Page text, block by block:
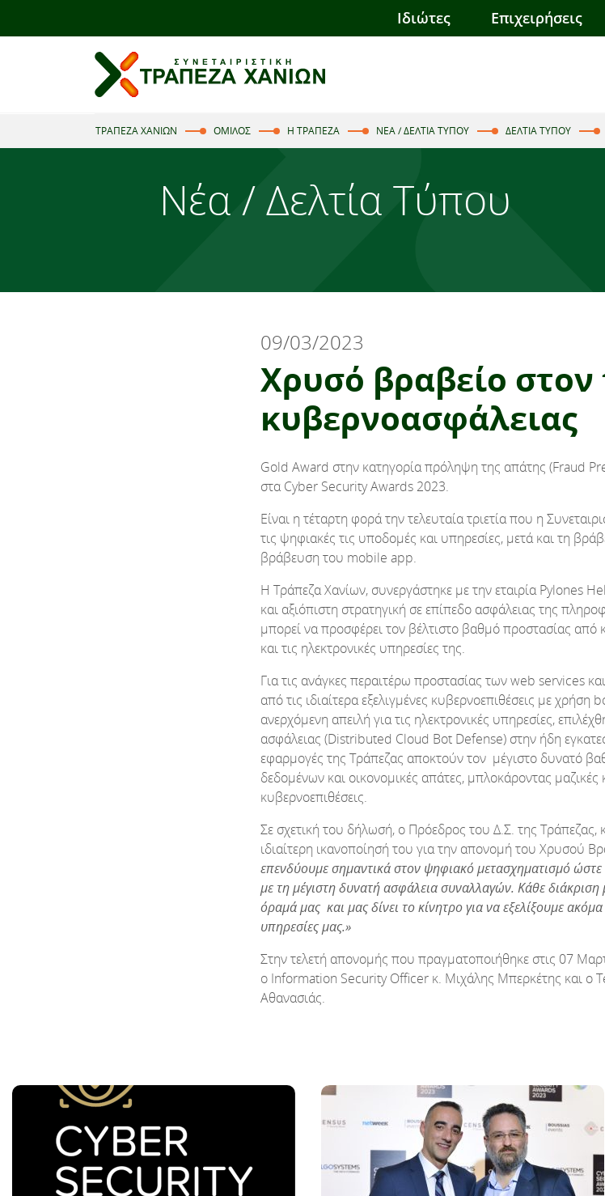
Ιδιώτες Επιχειρήσεις
ΤΡΑΠΕΖΑ ΧΑΝΙΩΝ ΟΜΙΛΟΣ Η ΤΡΑΠΕΖΑ ΝΕΑ / ΔΕΛΤΙΑ ΤΥΠΟΥ ΔΕΛΤΙΑ ΤΥΠΟΥ
Νέα / Δελτία Τύπου
09/03/2023
Χρυσό βραβείο στον
κυβερνοασφάλειας
Gold Award στην κατηγορία πρόληψη της απάτης (Fraud
στα Cyber Security Awards 2023.
Είναι η τέταρτη φορά την τελευταία τριετία που η
τις ψηφιακές τις υποδομές και υπηρεσίες, μετά και τη
βράβευση του mobile app.
Η Τράπεζα Χανίων, συνεργάστηκε με την εταιρία Pylones
και αξιόπιστη στρατηγική σε επίπεδο ασφάλειας της
μπορεί να προσφέρει τον βέλτιστο βαθμό προστασίας από
και τις ηλεκτρονικές υπηρεσίες της.
Για τις ανάγκες περαιτέρω προστασίας των web services
από τις ιδιαίτερα εξελιγμένες κυβερνοεπιθέσεις με
ανερχόμενη απειλή για τις ηλεκτρονικές υπηρεσίες,
ασφάλειας (Distributed Cloud Bot Defense) στην ήδη
εφαρμογές της Τράπεζας αποκτούν τον μέγιστο δυνατό
δεδομένων και οικονομικές απάτες, μπλοκάροντας μαζικές
κυβερνοεπιθέσεις.
Σε σχετική του δήλωσή, ο Πρόεδρος του Δ.Σ. της
ιδιαίτερη ικανοποίησή του για την απονομή του Χρυσού
επενδύουμε σημαντικά στον ψηφιακό μετασχηματισμό
με τη μέγιστη δυνατή ασφάλεια συναλλαγών. Κάθε διάκριση
όραμά μας και μας δίνει το κίνητρο για να εξελίξουμε
υπηρεσίες μας.»
Στην τελετή απονομής που πραγματοποιήθηκε στις 07
ο Information Security Officer κ. Μιχάλης Μπερκέτης και ο
Αθανασιάς.